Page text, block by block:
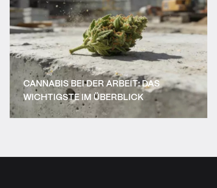
CANNABIS BEI DER ARBEIT: DAS
WICHTIGSTE IM ÜBERBLICK